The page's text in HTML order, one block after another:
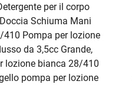
per il corpo
Schiuma Mani
Pompa per lozione
da 3,5cc Grande,
lozione bianca 28/410
pompa per lozione